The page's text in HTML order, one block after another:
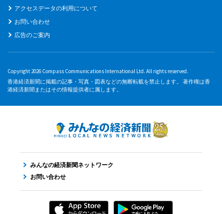
アクセスデータの利用について
お問い合わせ
広告のご案内
Copyright 2026 Compass Communications International Ltd. All rights reserved.
香港経済新聞に掲載の記事・写真・図表などの無断転載を禁止します。 著作権は香
港経済新聞またはその情報提供者に属します。
みんなの経済新聞ネットワーク
お問い合わせ